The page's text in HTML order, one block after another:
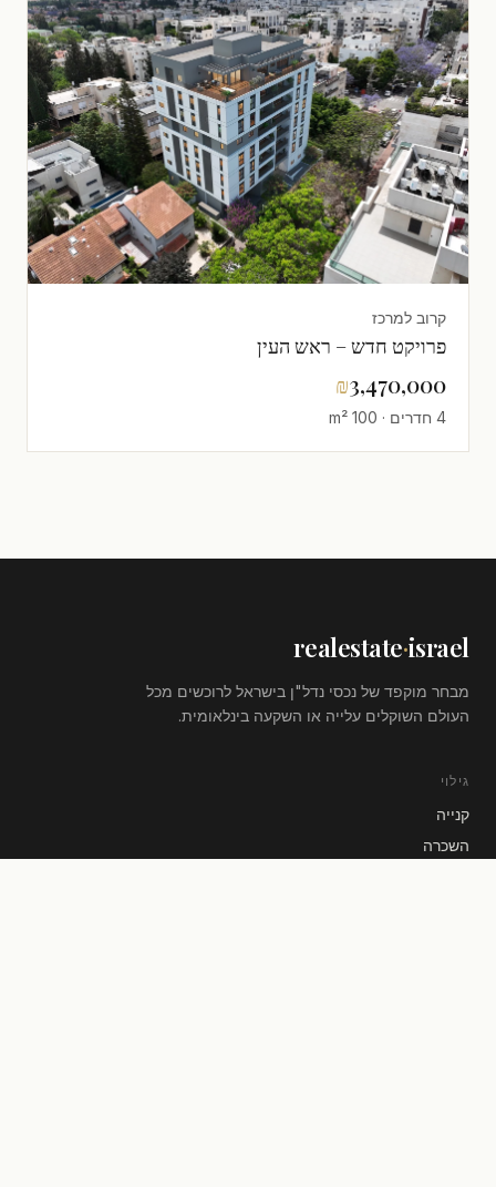
קרוב למרכז
פרויקט חדש – ראש העין
₪3,470,000
4 חדרים · 100 m²
realestate·israel
מבחר מוקפד של נכסי נדל"ן בישראל לרוכשים מכל
העולם השוקלים עלייה או השקעה בינלאומית.
גילוי
קנייה
השכרה